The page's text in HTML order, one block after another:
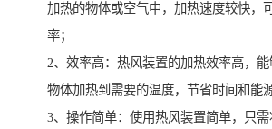
加热的物体或空气中，加热速度较快，
率；
2、效率高：热风装置的加热效率高，
物体加热到需要的温度，节省时间和能源
3、操作简单：使用热风装置简单，只